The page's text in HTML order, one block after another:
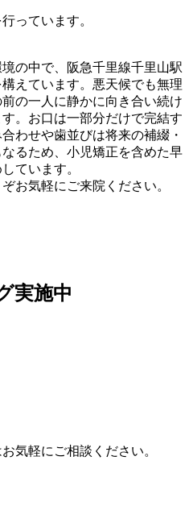
っています。
の中で、阪急千里線千里山駅
えています。悪天候でも無理
の一人に静かに向き合い続け
。お口は一部分だけで完結す
わせや歯並びは将来の補綴・
るため、小児矯正を含めた早
ています。
お気軽にご来院ください。
実施中
気軽にご相談ください。